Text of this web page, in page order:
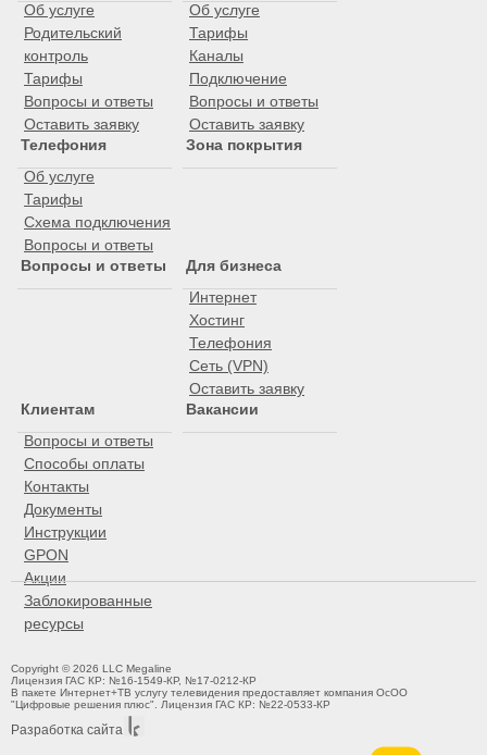
Об услуге
Родительский
контроль
Тарифы
Вопросы и ответы
Оставить заявку
Об услуге
Тарифы
Каналы
Подключение
Вопросы и ответы
Оставить заявку
Телефония
Об услуге
Тарифы
Схема подключения
Вопросы и ответы
Зона покрытия
Вопросы и ответы
Для бизнеса
Интернет
Хостинг
Телефония
Сеть (VPN)
Оставить заявку
Клиентам
Вопросы и ответы
Способы оплаты
Контакты
Документы
Инструкции
GPON
Акции
Заблокированные
ресурсы
Вакансии
Copyright © 2026 LLC Megaline
Лицензия ГАС КР: №16-1549-КР, №17-0212-КР
В пакете Интернет+ТВ услугу телевидения предоставляет компания ОсОО
"Цифровые решения плюс". Лицензия ГАС КР: №22-0533-КР
Разработка сайта